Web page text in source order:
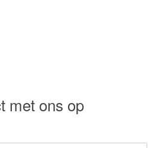
met ons op